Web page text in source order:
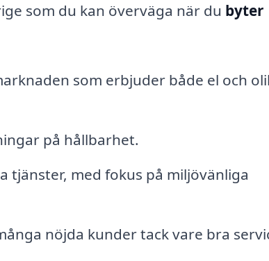
som du kan överväga när du byter
som erbjuder både el och
på hållbarhet.
tjänster, med fokus på miljövänliga
nöjda kunder tack vare bra